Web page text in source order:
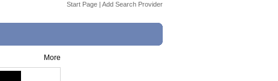
Start Page | Add Search Provider
More